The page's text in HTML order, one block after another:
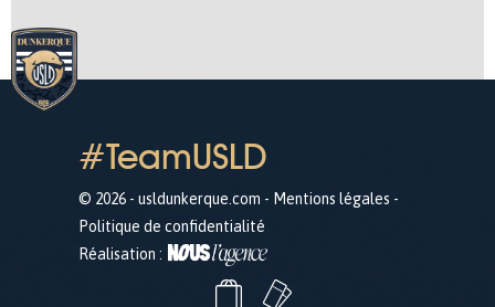
#TeamUSLD
© 2026 - usldunkerque.com - Mentions légales -
Politique de confidentialité
Réalisation :